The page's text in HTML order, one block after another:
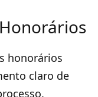
honorários
claro de